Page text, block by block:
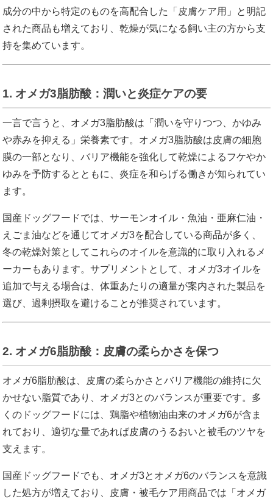
成分の中から特定のものを高配合した「皮膚ケア用」と明記
された商品も増えており、乾燥が気になる飼い主の方から支
持を集めています。
1. オメガ3脂肪酸：潤いと炎症ケアの要
一言で言うと、オメガ3脂肪酸は「潤いを守りつつ、かゆみ
や赤みを抑える」栄養素です。オメガ3脂肪酸は皮膚の細胞
膜の一部となり、バリア機能を強化して乾燥によるフケやか
ゆみを予防するとともに、炎症を和らげる働きが知られてい
ます。
国産ドッグフードでは、サーモンオイル・魚油・亜麻仁油・
えごま油などを通じてオメガ3を配合している商品が多く、
冬の乾燥対策としてこれらのオイルを意識的に取り入れるメ
ーカーもあります。サプリメントとして、オメガ3オイルを
追加で与える場合は、体重あたりの適量が案内された製品を
選び、過剰摂取を避けることが推奨されています。
2. オメガ6脂肪酸：皮膚の柔らかさを保つ
オメガ6脂肪酸は、皮膚の柔らかさとバリア機能の維持に欠
かせない脂質であり、オメガ3とのバランスが重要です。多
くのドッグフードには、鶏脂や植物油由来のオメガ6が含ま
れており、適切な量であれば皮膚のうるおいと被毛のツヤを
支えます。
国産ドッグフードでも、オメガ3とオメガ6のバランスを意識
した処方が増えており、皮膚・被毛ケア用商品では「オメガ